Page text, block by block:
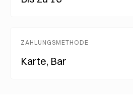
ZAHLUNGSMETHODE
Karte, Bar